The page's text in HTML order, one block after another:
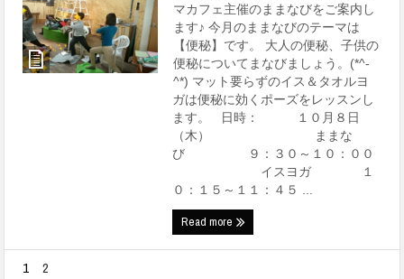
マカフェ主催のままなびをご案内し
ます♪ 今月のままなびのテーマは
【便秘】です。 大人の便秘、子供の
便秘についてまなびましょう。(*^-
^*) マット要らずのイス＆タオルヨ
ガは便秘に効くポーズをレッスンし
ます。 日時： １０月８日
（木） ままな
び ９：３０～１０：００
イスヨガ １
０：１５～１１：４５ ...
Read more
1 2